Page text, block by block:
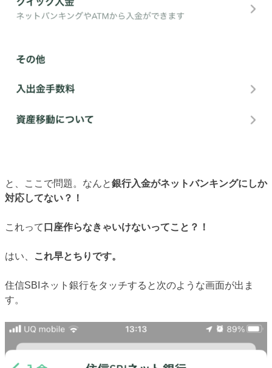
と、ここで問題。なんと銀行入金がネットバンキングにしか
対応してない？！
これって 口座作らなきゃいけないってこと？！
はい、 これ早とちりです。
住信SBIネット銀行をタッチすると次のような画面が出ま
す。